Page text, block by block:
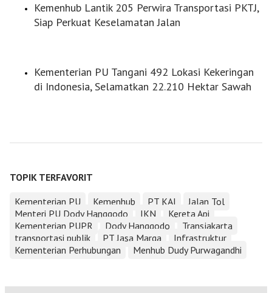
Kemenhub Lantik 205 Perwira Transportasi PKTJ,
Siap Perkuat Keselamatan Jalan
Kementerian PU Tangani 492 Lokasi Kekeringan
di Indonesia, Selamatkan 22.210 Hektar Sawah
TOPIK TERFAVORIT
Kementerian PU
Kemenhub PT KAI
Jalan Tol
Menteri PU Dody Hanggodo
IKN
Kereta Api
Kementerian PUPR
Dody Hanggodo
Transjakarta
transportasi publik
PT Jasa Marga
Infrastruktur
Kementerian Perhubungan
Menhub Dudy Purwagandhi